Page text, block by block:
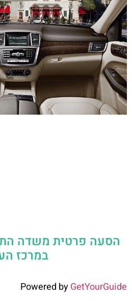
הסעה פרטית משדה
במרכז
Powered byGetYourGuide